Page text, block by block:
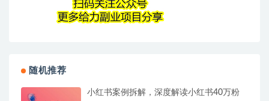
随机推荐
小红书案例拆解，深度解读小红书40万粉